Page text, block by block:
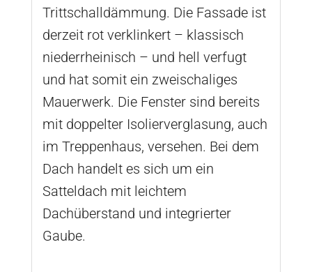
Trittschalldämmung. Die Fassade ist
derzeit rot verklinkert – klassisch
niederrheinisch – und hell verfugt
und hat somit ein zweischaliges
Mauerwerk. Die Fenster sind bereits
mit doppelter Isolierverglasung, auch
im Treppenhaus, versehen. Bei dem
Dach handelt es sich um ein
Satteldach mit leichtem
Dachüberstand und integrierter
Gaube.